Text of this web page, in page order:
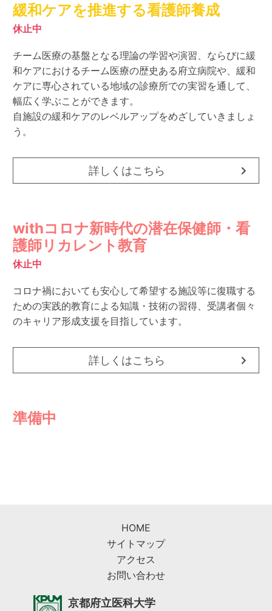
緩和ケアを推進する看護師養成
休止中
チーム医療の基盤となる理論の学習や演習、ならびに緩
和ケアにおけるチーム医療の歴史ある府立病院や、緩和
ケアに専心されている地域の診療所での実習を通して、
幅広く学ぶことができます。
自施設の緩和ケアのレベルアップをめざしていきましょ
う。
詳しくはこちら
withコロナ新時代の潜在保健師・看
護師リカレント教育
休止中
コロナ禍においても安心して希望する施設等に復職する
ための実践的教育による知識・技術の習得、受講者個々
のキャリア形成支援を目指しています。
詳しくはこちら
準備中
HOME
サイトマップ
アクセス
お問い合わせ
京都府立医科大学